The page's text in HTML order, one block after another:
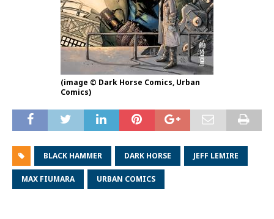
(image © Dark Horse Comics, Urban
Comics)
BLACK HAMMER DARK HORSE JEFF LEMIRE
MAX FIUMARA URBAN COMICS